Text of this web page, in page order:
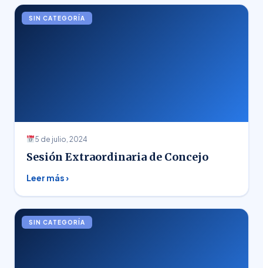
SIN CATEGORÍA
5 de julio, 2024
Sesión Extraordinaria de Concejo
Leer más ›
SIN CATEGORÍA